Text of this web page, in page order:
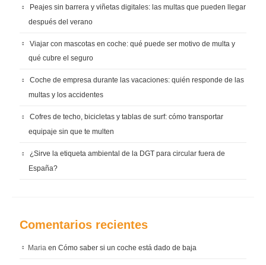
Peajes sin barrera y viñetas digitales: las multas que pueden llegar
después del verano
Viajar con mascotas en coche: qué puede ser motivo de multa y
qué cubre el seguro
Coche de empresa durante las vacaciones: quién responde de las
multas y los accidentes
Cofres de techo, bicicletas y tablas de surf: cómo transportar
equipaje sin que te multen
¿Sirve la etiqueta ambiental de la DGT para circular fuera de
España?
Comentarios recientes
Maria en Cómo saber si un coche está dado de baja